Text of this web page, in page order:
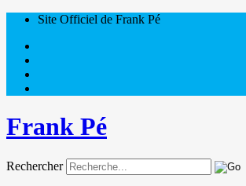
Site Officiel de Frank Pé
Frank Pé
Rechercher